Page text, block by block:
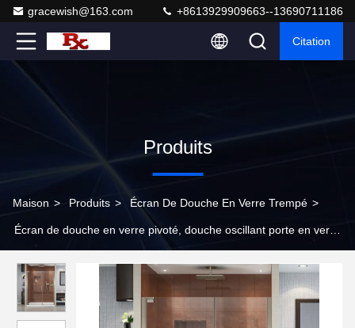
gracewish@163.com +8613929909663--13690711186
Citation
Produits
Maison > Produits > Écran De Douche En Verre Trempé >
Écran de douche en verre pivoté, douche oscillant porte en verre